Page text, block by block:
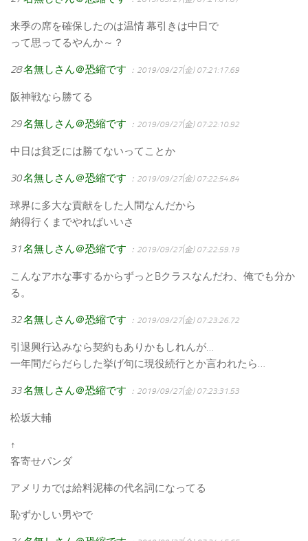
来季の席を確保したのは温情 幕引きは中日で
って思ってるやんか～？
28名無しさん＠恐縮です ：2019/09/27(金) 07:21:17.69
阪神戦なら勝てる
29名無しさん＠恐縮です ：2019/09/27(金) 07:22:10.92
中日は貧乏には勝てないってことか
30名無しさん＠恐縮です ：2019/09/27(金) 07:22:54.84
球界に多大な貢献をした人間なんだから
納得行くまでやればいいさ
31名無しさん＠恐縮です ：2019/09/27(金) 07:22:59.19
こんなアホな事するからずっとBクラスなんだわ、俺でも分か
る。
32名無しさん＠恐縮です ：2019/09/27(金) 07:23:26.72
引退興行込みなら契約もありかもしれんが…
一年間だらだらした挙げ句に現役続行とか言われたら…
33名無しさん＠恐縮です ：2019/09/27(金) 07:23:31.53
松坂大輔
↑
客寄せパンダ
アメリカでは給料泥棒の代名詞になってる
恥ずかしい男やで